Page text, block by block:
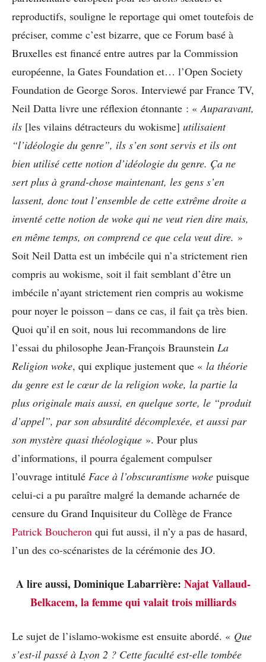
reproductifs, souligne le reportage qui omet toutefois de
préciser, comme c’est bizarre, que ce Forum basé à
Bruxelles est financé entre autres par la Commission
européenne, la Gates Foundation et… l’Open Society
Foundation de George Soros. Interviewé par France TV,
Neil Datta livre une réflexion étonnante : « Auparavant,
ils [les vilains détracteurs du wokisme] utilisaient
“l’idéologie du genre”, ils s’en sont servis et ils ont
bien utilisé cette notion d’idéologie du genre. Ça ne
sert plus à grand-chose maintenant, les gens s’en
lassent, donc tout l’ensemble de cette extrême droite a
inventé cette notion de woke qui ne veut rien dire mais,
en même temps, on comprend ce que cela veut dire. »
Soit Neil Datta est un imbécile qui n’a strictement rien
compris au wokisme, soit il fait semblant d’être un
imbécile n’ayant strictement rien compris au wokisme
pour noyer le poisson – dans ce cas, il fait ça très bien.
Quoi qu’il en soit, nous lui recommandons de lire
l’essai du philosophe Jean-François Braunstein La
Religion woke, qui explique justement que « la théorie
du genre est le cœur de la religion woke, la partie la
plus originale mais aussi, en quelque sorte, le “produit
d’appel”, par son absurdité décomplexée, et aussi par
son mystère quasi théologique ». Pour plus
d’informations, il pourra également compulser
l’ouvrage intitulé Face à l’obscurantisme woke puisque
celui-ci a pu paraître malgré la demande acharnée de
censure du Grand Inquisiteur du Collège de France
Patrick Boucheron qui fut aussi, il n’y a pas de hasard,
l’un des co-scénaristes de la cérémonie des JO.
A lire aussi, Dominique Labarrière: Najat Vallaud-
Belkacem, la femme qui valait trois milliards
Le sujet de l’islamo-wokisme est ensuite abordé. « Que
s’est-il passé à Lyon 2 ? Cette faculté est-elle tombée